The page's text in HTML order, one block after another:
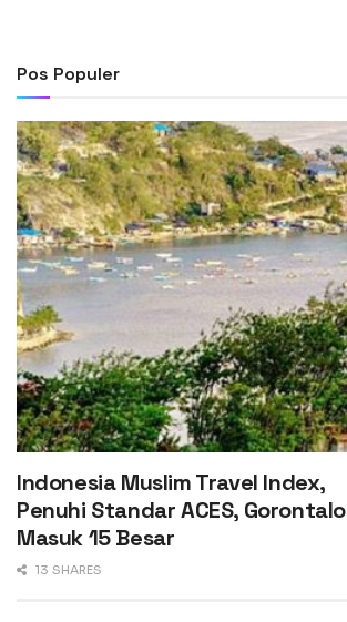
Pos Populer
Indonesia Muslim Travel Index,
Penuhi Standar ACES, Gorontalo
Masuk 15 Besar
13 SHARES